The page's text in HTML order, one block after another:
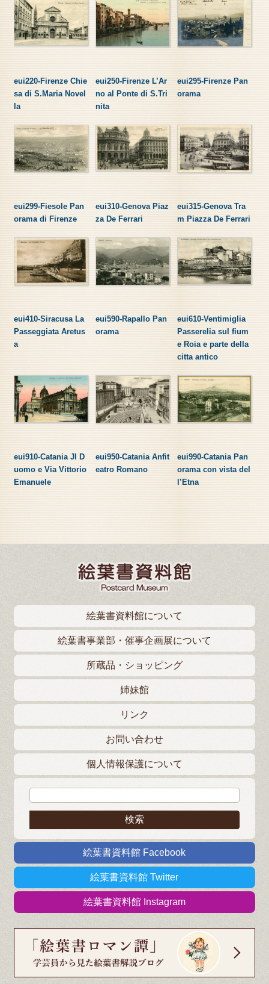
eui220-Firenze Chie
sa di S.Maria Novel
la
eui250-Firenze L’Ar
no al Ponte di S.Tri
nita
eui295-Firenze Pan
orama
eui299-Fiesole Pan
orama di Firenze
eui310-Genova Piaz
za De Ferrari
eui315-Genova Tra
m Piazza De Ferrari
eui410-Siracusa La
Passeggiata Aretus
a
eui590-Rapallo Pan
orama
eui610-Ventimiglia
Passerelia sul fium
e Roia e parte della
citta antico
eui910-Catania Jl D
uomo e Via Vittorio
Emanuele
eui950-Catania Anfit
eatro Romano
eui990-Catania Pan
orama con vista del
l’Etna
絵葉書資料館について
絵葉書事業部・催事企画展について
所蔵品・ショッピング
姉妹館
リンク
お問い合わせ
個人情報保護について
絵葉書資料館 Facebook
絵葉書資料館 Twitter
絵葉書資料館 Instagram